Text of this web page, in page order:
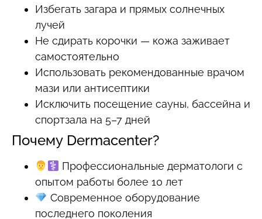
Избегать загара и прямых солнечных
лучей
Не сдирать корочки — кожа заживает
самостоятельно
Использовать рекомендованные врачом
мази или антисептики
Исключить посещение сауны, бассейна и
спортзала на 5–7 дней
Почему Dermacenter?
Профессиональные дерматологи с
опытом работы более 10 лет
Современное оборудование
последнего поколения